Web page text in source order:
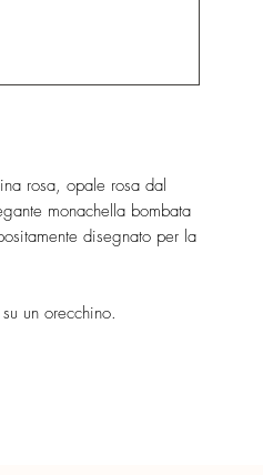
rosa, opale rosa dal
monachella bombata
disegnato per la
un orecchino.